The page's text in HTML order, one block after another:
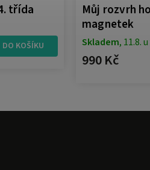
třída
DO KOŠÍKU
Můj rozvrh
magnetek
Skladem, 11.8.
990 Kč